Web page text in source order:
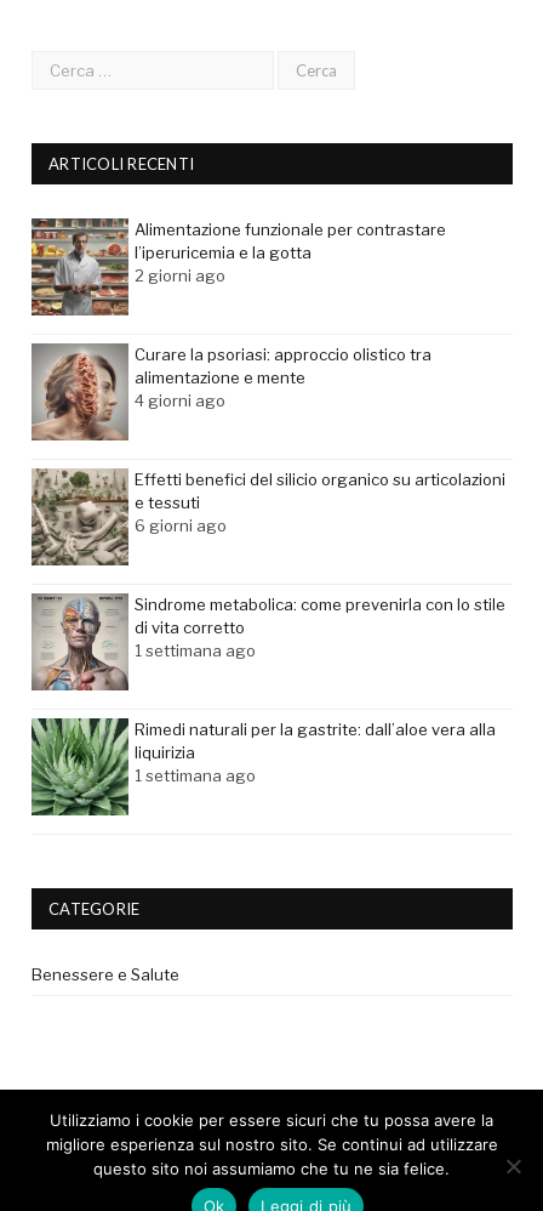
ARTICOLI RECENTI
Alimentazione funzionale per contrastare
l’iperuricemia e la gotta
2 giorni ago
Curare la psoriasi: approccio olistico tra
alimentazione e mente
4 giorni ago
Effetti benefici del silicio organico su articolazioni
e tessuti
6 giorni ago
Sindrome metabolica: come prevenirla con lo stile
di vita corretto
1 settimana ago
Rimedi naturali per la gastrite: dall’aloe vera alla
liquirizia
1 settimana ago
CATEGORIE
Benessere e Salute
© 2017 - Tutti i diritti riservati. |Privacy Policy
Utilizziamo i cookie per essere sicuri che tu possa avere la
migliore esperienza sul nostro sito. Se continui ad utilizzare
questo sito noi assumiamo che tu ne sia felice.
Ok
Leggi di più